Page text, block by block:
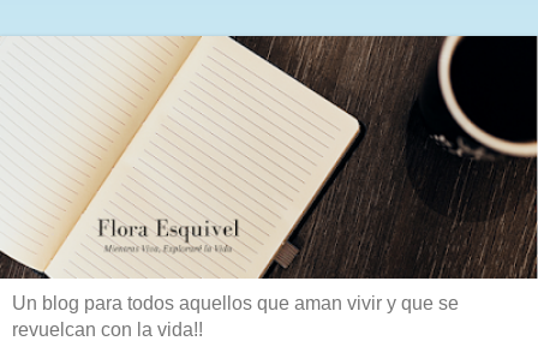
Un blog para todos aquellos que aman vivir y que se
revuelcan con la vida!!